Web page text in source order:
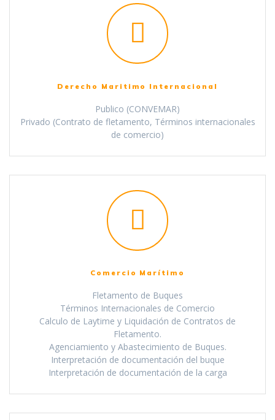
Derecho Maritimo Internacional
Publico (CONVEMAR)
Privado (Contrato de fletamento, Términos internacionales
de comercio)
Comercio Marítimo
Fletamento de Buques
Términos Internacionales de Comercio
Calculo de Laytime y Liquidación de Contratos de
Fletamento.
Agenciamiento y Abastecimiento de Buques.
Interpretación de documentación del buque
Interpretación de documentación de la carga